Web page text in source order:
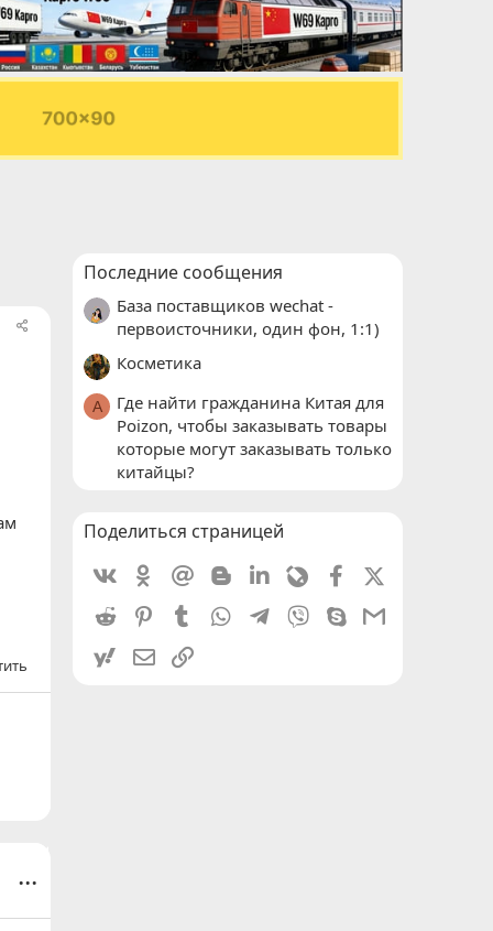
...
Последние сообщения
База поставщиков wechat -
первоисточники, один фон, 1:1)
Косметика
A
Где найти гражданина Китая для
Poizon, чтобы заказывать товары
которые могут заказывать только
китайцы?
Поделиться страницей
VkontakteOdnoklassniki
Mail.ru BloggerLinkedin
LivejournalFacebook
Reddit PinterestTumblr WhatsAppTelegram
Viber SkypeGmail
yahoomailЭлектронная почта